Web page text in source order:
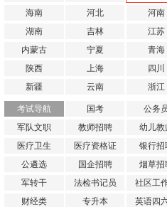
海南
河北 河南
湖南
吉林 江苏
内蒙古
宁夏 青海
陕西
上海 四川
新疆
云南 浙江
考试导航 国考 公务
军队文职
教师招聘 幼儿教
医疗卫生
医疗资格证 银行招
公遴选
国企招聘 烟草招
军转干
法检书记员 社区工
财经类
专升本 英语四